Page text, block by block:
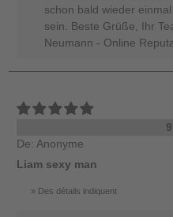
schon bald wieder
sein. Beste Grüße, Ihr
Neumann - Online
De: Anonyme
Liam sexy man
Des détails indiquent